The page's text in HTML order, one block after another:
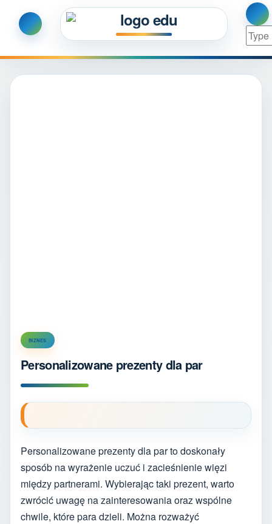
BIZNES
Personalizowane prezenty dla par
Personalizowane prezenty dla par to doskonały
sposób na wyrażenie uczuć i zacieśnienie więzi
między partnerami. Wybierając taki prezent, warto
zwrócić uwagę na zainteresowania oraz wspólne
chwile, które para dzieli. Można rozważyć